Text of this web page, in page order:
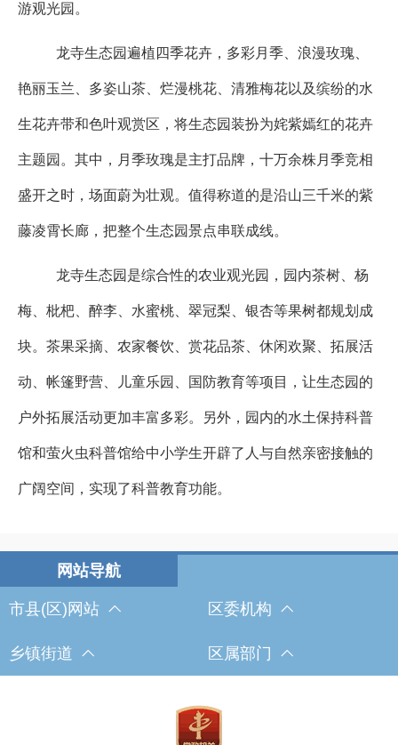
游观光园。
龙寺生态园遍植四季花卉，多彩月季、浪漫玫瑰、
艳丽玉兰、多姿山茶、烂漫桃花、清雅梅花以及缤纷的水
生花卉带和色叶观赏区，将生态园装扮为姹紫嫣红的花卉
主题园。其中，月季玫瑰是主打品牌，十万余株月季竞相
盛开之时，场面蔚为壮观。值得称道的是沿山三千米的紫
藤凌霄长廊，把整个生态园景点串联成线。
龙寺生态园是综合性的农业观光园，园内茶树、杨
梅、枇杷、醉李、水蜜桃、翠冠梨、银杏等果树都规划成
块。茶果采摘、农家餐饮、赏花品茶、休闲欢聚、拓展活
动、帐篷野营、儿童乐园、国防教育等项目，让生态园的
户外拓展活动更加丰富多彩。另外，园内的水土保持科普
馆和萤火虫科普馆给中小学生开辟了人与自然亲密接触的
广阔空间，实现了科普教育功能。
市县(区)网站 区委机构
乡镇街道 区属部门